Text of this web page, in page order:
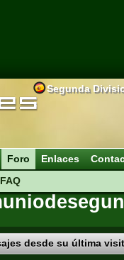
Segunda
Foro
Enlaces
desde su última